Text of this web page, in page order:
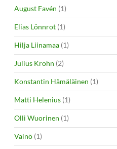
August Favén (1)
Elias Lönnrot (1)
Hilja Liinamaa (1)
Julius Krohn (2)
Konstantin Hämäläinen (1)
Matti Helenius (1)
Olli Wuorinen (1)
Vainö (1)